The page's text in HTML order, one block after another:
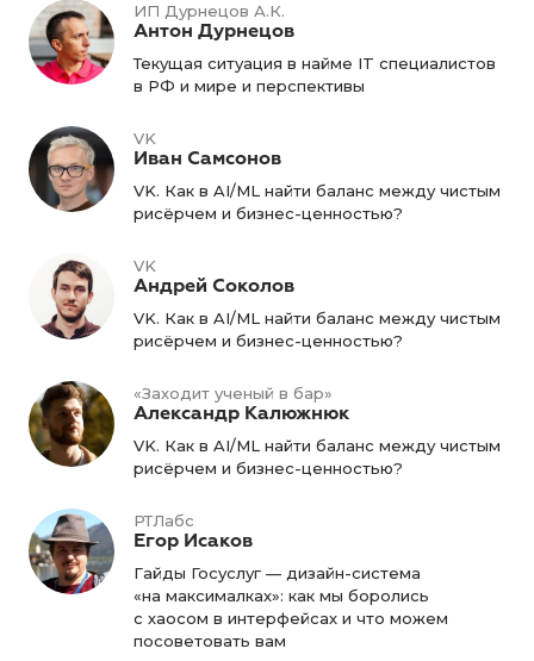
ИП Дурнецов А.К.
Антон Дурнецов
Текущая ситуация в найме IT специалистов
в РФ и мире и перспективы
VK
Иван Самсонов
VK. Как в AI/ML найти баланс между чистым
рисёрчем и бизнес-ценностью?
VK
Андрей Соколов
VK. Как в AI/ML найти баланс между чистым
рисёрчем и бизнес-ценностью?
«Заходит ученый в бар»
Александр Калюжнюк
VK. Как в AI/ML найти баланс между чистым
рисёрчем и бизнес-ценностью?
РТЛабс
Егор Исаков
Гайды Госуслуг — дизайн-система
«на максималках»: как мы боролись
с хаосом в интерфейсах и что можем
посоветовать вам